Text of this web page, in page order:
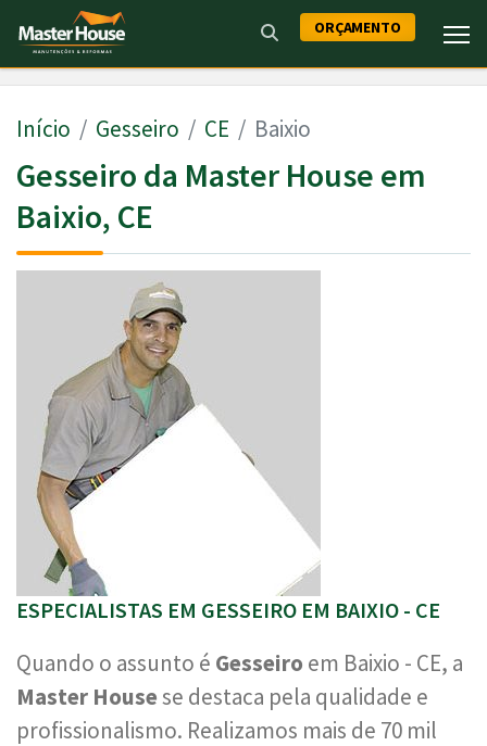
ORÇAMENTO
Início Gesseiro CE Baixio
Gesseiro da Master House em
Baixio, CE
ESPECIALISTAS EM GESSEIRO EM BAIXIO - CE
Quando o assunto é Gesseiro em Baixio - CE, a
Master Housese destaca pela qualidade e
profissionalismo. Realizamos mais de 70 mil